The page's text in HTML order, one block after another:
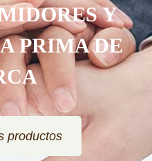
Y
PRIMA DE
productos